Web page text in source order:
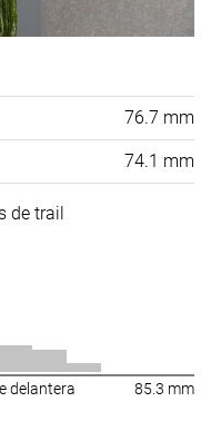
76.7 mm
74.1 mm
de trail
delantera 85.3 mm